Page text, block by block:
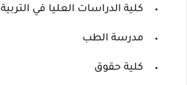
كلية الدراسات العليا في التربية
مدرسة الطب
كلية حقوق